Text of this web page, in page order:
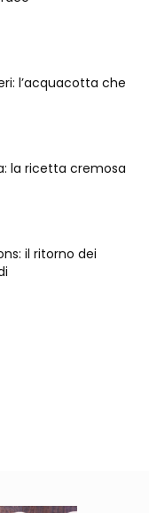
l’acquacotta che
la ricetta cremosa
il ritorno dei